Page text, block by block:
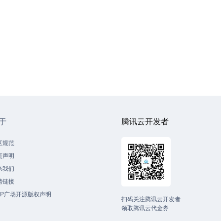
规范
声明
我们
链接
广场开源版权声明
腾讯云开发者
扫码关注腾讯云开发者
领取腾讯云代金券